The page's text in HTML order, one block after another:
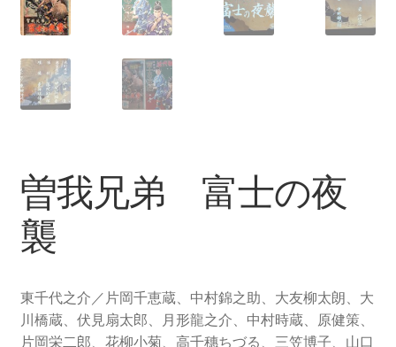
曽我兄弟 富士の夜
襲
東千代之介／片岡千恵蔵、中村錦之助、大友柳太朗、大
川橋蔵、伏見扇太郎、月形龍之介、中村時蔵、原健策、
片岡栄二郎、花柳小菊、高千穗ちづる、三笠博子、山口